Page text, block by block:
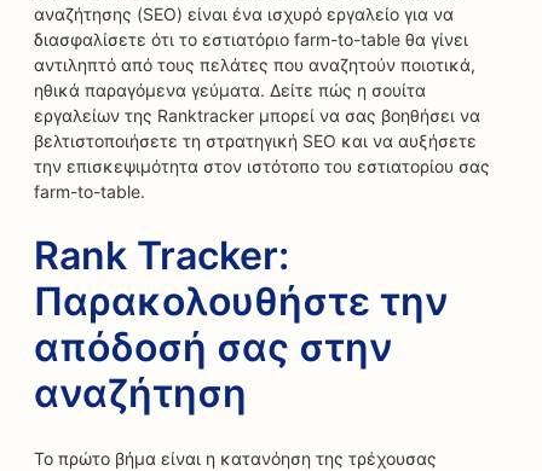
αναζήτησης (SEO) είναι ένα ισχυρό εργαλείο για να
διασφαλίσετε ότι το εστιατόριο farm-to-table θα γίνει
αντιληπτό από τους πελάτες που αναζητούν ποιοτικά,
ηθικά παραγόμενα γεύματα. Δείτε πώς η σουίτα
εργαλείων της Ranktracker μπορεί να σας βοηθήσει να
βελτιστοποιήσετε τη στρατηγική SEO και να αυξήσετε
την επισκεψιμότητα στον ιστότοπο του εστιατορίου σας
farm-to-table.
Rank Tracker:
Παρακολουθήστε την
απόδοσή σας στην
αναζήτηση
Το πρώτο βήμα είναι η κατανόηση της τρέχουσας